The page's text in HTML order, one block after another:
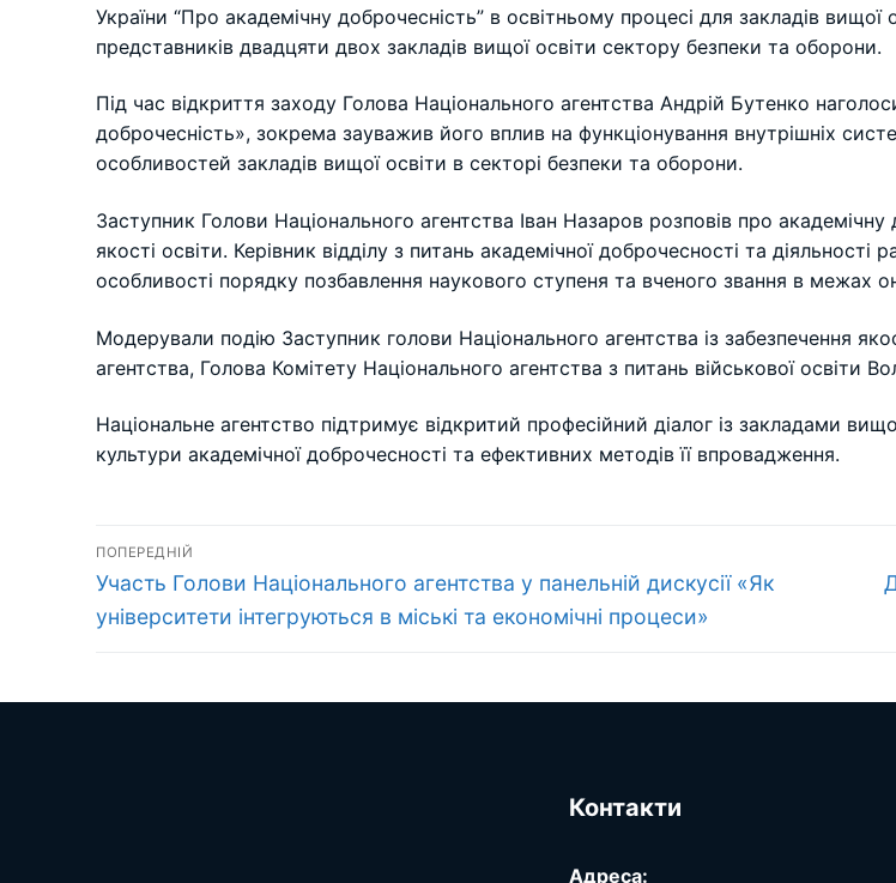
України “Про академічну доброчесність” в освітньому процесі для закладів
представників двадцяти двох закладів вищої освіти сектору безпеки та оборони.
Під час відкриття заходу Голова Національного агентства Андрій Бутенко
доброчесність», зокрема зауважив його вплив на функціонування внутрішніх
особливостей закладів вищої освіти в секторі безпеки та оборони.
Заступник Голови Національного агентства Іван Назаров розповів про
якості освіти. Керівник відділу з питань академічної доброчесності та
особливості порядку позбавлення наукового ступеня та вченого звання в межах
Модерували подію Заступник голови Національного агентства із забезпечення
агентства, Голова Комітету Національного агентства з питань військової освіти
Національне агентство підтримує відкритий професійний діалог із закладами
культури академічної доброчесності та ефективних методів її впровадження.
Навігація
записів
ПОПЕРЕДНІЙ
Попередній
запис:
Участь Голови Національного агентства у панельній дискусії «Як
університети інтегруються в міські та економічні процеси»
Контакти
Адреса: